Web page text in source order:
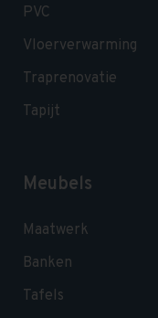
PVC
Vloerverwarming
Traprenovatie
Tapijt
Meubels
Maatwerk
Banken
Tafels